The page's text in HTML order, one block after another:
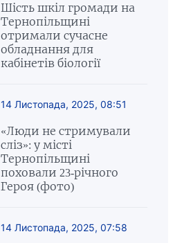
Шість шкіл громади на
Тернопільщині
отримали сучасне
обладнання для
кабінетів біології
14 Листопада, 2025, 08:51
«Люди не стримували
сліз»: у місті
Тернопільщині
поховали 23-річного
Героя (фото)
14 Листопада, 2025, 07:58